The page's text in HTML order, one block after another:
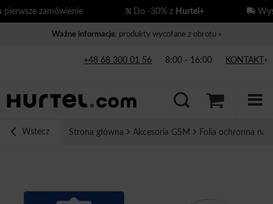
zamówienie Do -30% zHurtel+
Ważne informacje: produkty wycofane z obrotu »
+48 68 300 01 56 8:00 - 16:00 KONTAKT
Wstecz Strona główna Akcesoria GSM Folia ochronna na